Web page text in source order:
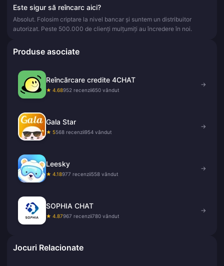
Este sigur să reîncarc aici?
Absolut. Folosim criptare la nivel bancar și suntem un distribuitor
autorizat. Peste 500.000 de clienți mulțumiți au încredere în noi.
Produse asociate
Reîncărcare credite 4CHAT
★ 4.68952 recenzii650 vândut
→
Gala Star
★ 5568 recenzii954 vândut
→
Leesky
★ 4.18977 recenzii558 vândut
→
SOPHIA CHAT
★ 4.87967 recenzii780 vândut
→
Jocuri Relacionate